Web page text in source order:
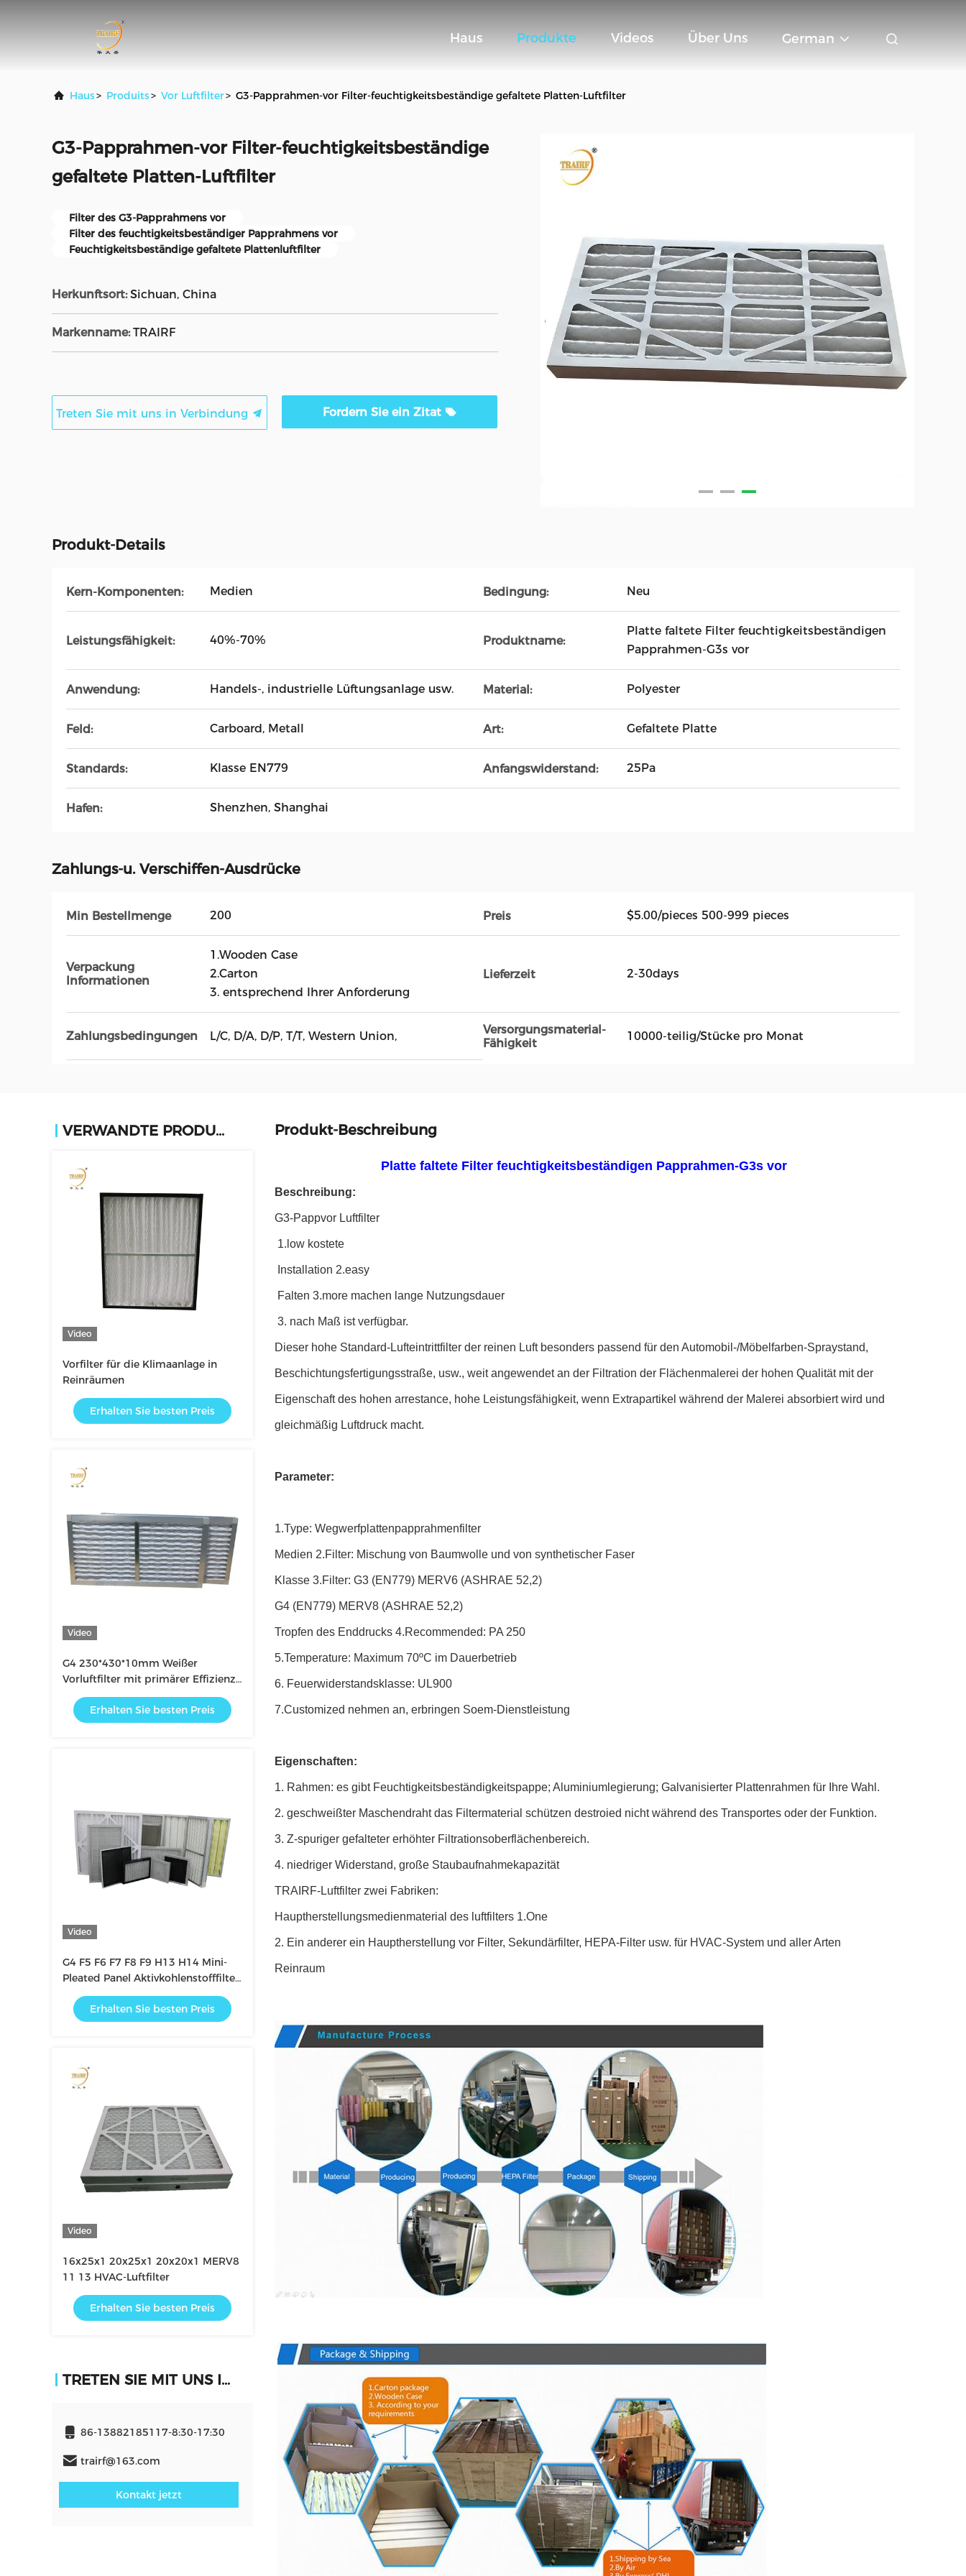
Haus Produkte Videos Über Uns German
Haus> Produits> Vor Luftfilter> G3-Papprahmen-vor Filter-feuchtigkeitsbeständige gefaltete Platten-Luftfilter
G3-Papprahmen-vor Filter-feuchtigkeitsbeständige
gefaltete Platten-Luftfilter
Filter des G3-Papprahmens vor
Filter des feuchtigkeitsbeständiger Papprahmens vor
Feuchtigkeitsbeständige gefaltete Plattenluftfilter
Herkunftsort: Sichuan, China
Markenname: TRAIRF
Treten Sie mit uns in Verbindung Fordern Sie ein Zitat
Produkt-Details
Kern-Komponenten: Medien Bedingung: Neu
Leistungsfähigkeit: 40%-70% Produktname:
Platte faltete Filter feuchtigkeitsbeständigen
Papprahmen-G3s vor
Anwendung: Handels-, industrielle Lüftungsanlage usw. Material: Polyester
Feld: Carboard, Metall Art: Gefaltete Platte
Standards: Klasse EN779 Anfangswiderstand: 25Pa
Hafen: Shenzhen, Shanghai
Zahlungs-u. Verschiffen-Ausdrücke
Min Bestellmenge 200 Preis $5.00/pieces 500-999 pieces
Verpackung
Informationen
1.Wooden Case
2.Carton
3. entsprechend Ihrer Anforderung
Lieferzeit 2-30days
Zahlungsbedingungen L/C, D/A, D/P, T/T, Western Union,
Versorgungsmaterial-
Fähigkeit
10000-teilig/Stücke pro Monat
VERWANDTE PRODUKTE
Video
Vorfilter für die Klimaanlage in
Reinräumen
Erhalten Sie besten Preis
Video
G4 230*430*10mm Weißer
Vorluftfilter mit primärer Effizienz
für Klimaanlagen
Erhalten Sie besten Preis
Video
G4 F5 F6 F7 F8 F9 H13 H14 Mini-
Pleated Panel Aktivkohlenstofffilter
für die klimatisierte Heimat
Erhalten Sie besten Preis
Video
16x25x1 20x25x1 20x20x1 MERV8
11 13 HVAC-Luftfilter
Erhalten Sie besten Preis
TRETEN SIE MIT UNS IN VERBINDUNG
86-13882185117-8:30-17:30
trairf@163.com
Kontakt jetzt
Produkt-Beschreibung
Platte faltete Filter feuchtigkeitsbeständigen Papprahmen-G3s vor
Beschreibung:
G3-Pappvor Luftfilter
1.low kostete
Installation 2.easy
Falten 3.more machen lange Nutzungsdauer
3. nach Maß ist verfügbar.
Dieser hohe Standard-Lufteintrittfilter der reinen Luft besonders passend für den Automobil-/Möbelfarben-Spraystand,
Beschichtungsfertigungsstraße, usw., weit angewendet an der Filtration der Flächenmalerei der hohen Qualität mit der
Eigenschaft des hohen arrestance, hohe Leistungsfähigkeit, wenn Extrapartikel während der Malerei absorbiert wird und
gleichmäßig Luftdruck macht.
Parameter:
1.Type: Wegwerfplattenpapprahmenfilter
Medien 2.Filter: Mischung von Baumwolle und von synthetischer Faser
Klasse 3.Filter: G3 (EN779) MERV6 (ASHRAE 52,2)
G4 (EN779) MERV8 (ASHRAE 52,2)
Tropfen des Enddrucks 4.Recommended: PA 250
5.Temperature: Maximum 70ºC im Dauerbetrieb
6. Feuerwiderstandsklasse: UL900
7.Customized nehmen an, erbringen Soem-Dienstleistung
Eigenschaften:
1. Rahmen: es gibt Feuchtigkeitsbeständigkeitspappe; Aluminiumlegierung; Galvanisierter Plattenrahmen für Ihre Wahl.
2. geschweißter Maschendraht das Filtermaterial schützen destroied nicht während des Transportes oder der Funktion.
3. Z-spuriger gefalteter erhöhter Filtrationsoberflächenbereich.
4. niedriger Widerstand, große Staubaufnahmekapazität
TRAIRF-Luftfilter zwei Fabriken:
Hauptherstellungsmedienmaterial des luftfilters 1.One
2. Ein anderer ein Hauptherstellung vor Filter, Sekundärfilter, HEPA-Filter usw. für HVAC-System und aller Arten
Reinraum